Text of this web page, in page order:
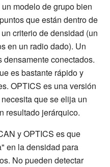
modelo de grupo bien
que están dentro de
criterio de densidad (un
en un radio dado). Un
densamente conectados.
es bastante rápido y
OPTICS es una versión
que se elija un
resultado jerárquico.
y OPTICS es que
en la densidad para
No pueden detectar